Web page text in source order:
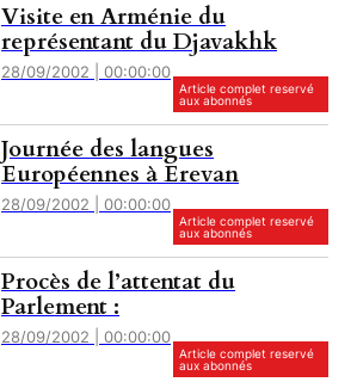
Visite en Arménie du
représentant du Djavakhk
28/09/2002 | 00:00:00
Article complet reservé
aux abonnés
Journée des langues
Européennes à Erevan
28/09/2002 | 00:00:00
Article complet reservé
aux abonnés
Procès de l’attentat du
Parlement :
28/09/2002 | 00:00:00
Article complet reservé
aux abonnés